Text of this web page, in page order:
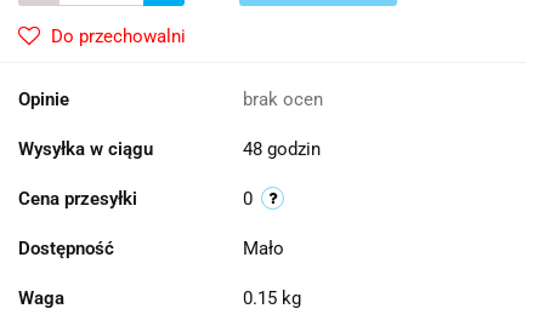
Do przechowalni
Opinie brak ocen
Wysyłka w ciągu 48 godzin
Cena przesyłki 0
Dostępność Mało
Waga 0.15 kg